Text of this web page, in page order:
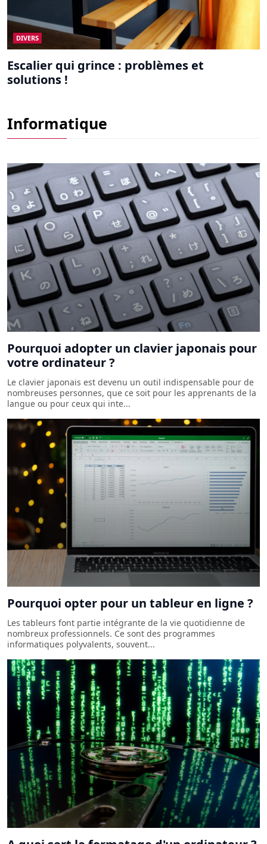
DIVERS
Escalier qui grince : problèmes et
solutions !
Informatique
TOUS LES CODES DE STATUS HTTP : Liste
complète des status HTTP
Pourquoi adopter un clavier japonais pour
votre ordinateur ?
Le clavier japonais est devenu un outil indispensable pour de
nombreuses personnes, que ce soit pour les apprenants de la
langue ou pour ceux qui inte...
Pourquoi opter pour un tableur en ligne ?
Les tableurs font partie intégrante de la vie quotidienne de
nombreux professionnels. Ce sont des programmes
informatiques polyvalents, souvent...